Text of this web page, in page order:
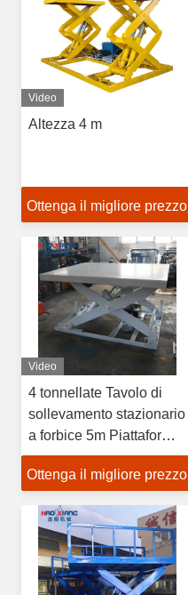
Video
Altezza 4 m
Ottenga il migliore prezzo
Video
4 tonnellate Tavolo di
sollevamento stazionario
a forbice 5m Piattaforma
fissa per sollevamento a
forbice
Ottenga il migliore prezzo